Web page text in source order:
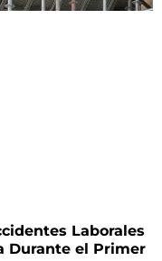
Laborales
Durante el Primer